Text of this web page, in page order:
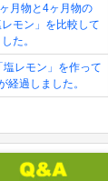
月物と4ヶ月物の
レモン」を比較して
た。
「塩レモン」を作って
経過しました。